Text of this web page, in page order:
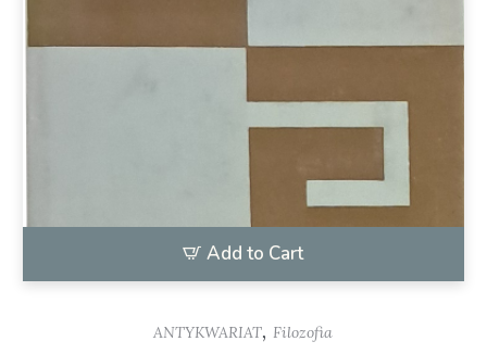
Add to Cart
ANTYKWARIAT,Filozofia